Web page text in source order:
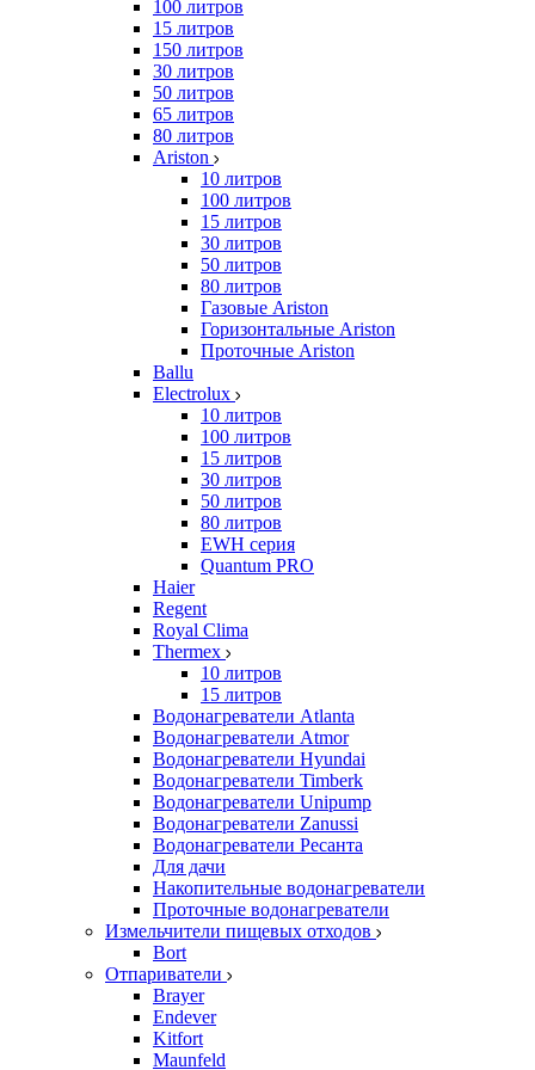
100 литров
15 литров
150 литров
30 литров
50 литров
65 литров
80 литров
Ariston
10 литров
100 литров
15 литров
30 литров
50 литров
80 литров
Газовые Ariston
Горизонтальные Ariston
Проточные Ariston
Ballu
Electrolux
10 литров
100 литров
15 литров
30 литров
50 литров
80 литров
EWH серия
Quantum PRO
Haier
Regent
Royal Clima
Thermex
10 литров
15 литров
Водонагреватели Atlanta
Водонагреватели Atmor
Водонагреватели Hyundai
Водонагреватели Timberk
Водонагреватели Unipump
Водонагреватели Zanussi
Водонагреватели Ресанта
Для дачи
Накопительные водонагреватели
Проточные водонагреватели
Измельчители пищевых отходов
Bort
Отпариватели
Brayer
Endever
Kitfort
Maunfeld